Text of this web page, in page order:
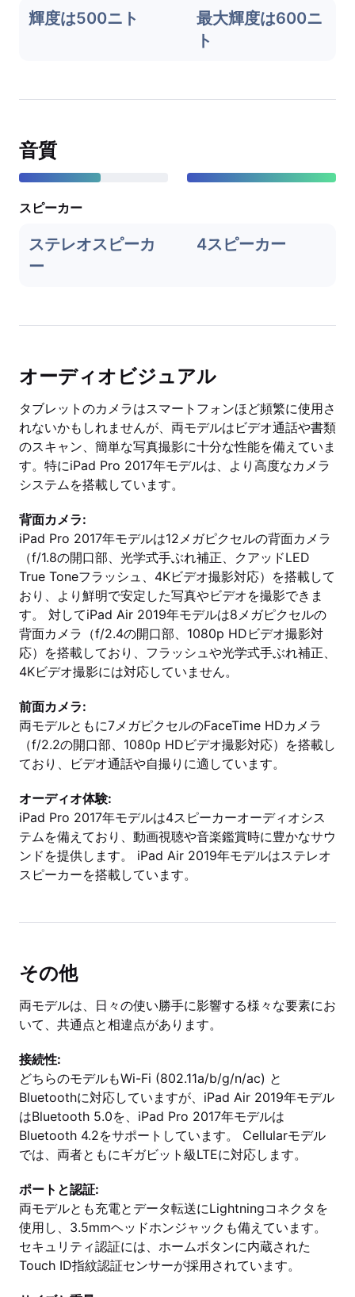
輝度は500ニト
最大輝度は600ニ
ト
音質
スピーカー
ステレオスピーカ
ー
4スピーカー
オーディオビジュアル
タブレットのカメラはスマートフォンほど頻繁に使用さ
れないかもしれませんが、両モデルはビデオ通話や書類
のスキャン、簡単な写真撮影に十分な性能を備えていま
す。特にiPad Pro 2017年モデルは、より高度なカメラ
システムを搭載しています。
背面カメラ:
iPad Pro 2017年モデルは12メガピクセルの背面カメラ
（f/1.8の開口部、光学式手ぶれ補正、クアッドLED
True Toneフラッシュ、4Kビデオ撮影対応）を搭載して
おり、より鮮明で安定した写真やビデオを撮影できま
す。 対してiPad Air 2019年モデルは8メガピクセルの
背面カメラ（f/2.4の開口部、1080p HDビデオ撮影対
応）を搭載しており、フラッシュや光学式手ぶれ補正、
4Kビデオ撮影には対応していません。
前面カメラ:
両モデルともに7メガピクセルのFaceTime HDカメラ
（f/2.2の開口部、1080p HDビデオ撮影対応）を搭載し
ており、ビデオ通話や自撮りに適しています。
オーディオ体験:
iPad Pro 2017年モデルは4スピーカーオーディオシス
テムを備えており、動画視聴や音楽鑑賞時に豊かなサウ
ンドを提供します。 iPad Air 2019年モデルはステレオ
スピーカーを搭載しています。
その他
両モデルは、日々の使い勝手に影響する様々な要素にお
いて、共通点と相違点があります。
接続性:
どちらのモデルもWi-Fi (802.11a/b/g/n/ac) と
Bluetoothに対応していますが、iPad Air 2019年モデル
はBluetooth 5.0を、iPad Pro 2017年モデルは
Bluetooth 4.2をサポートしています。 Cellularモデル
では、両者ともにギガビット級LTEに対応します。
ポートと認証:
両モデルとも充電とデータ転送にLightningコネクタを
使用し、3.5mmヘッドホンジャックも備えています。
セキュリティ認証には、ホームボタンに内蔵された
Touch ID指紋認証センサーが採用されています。